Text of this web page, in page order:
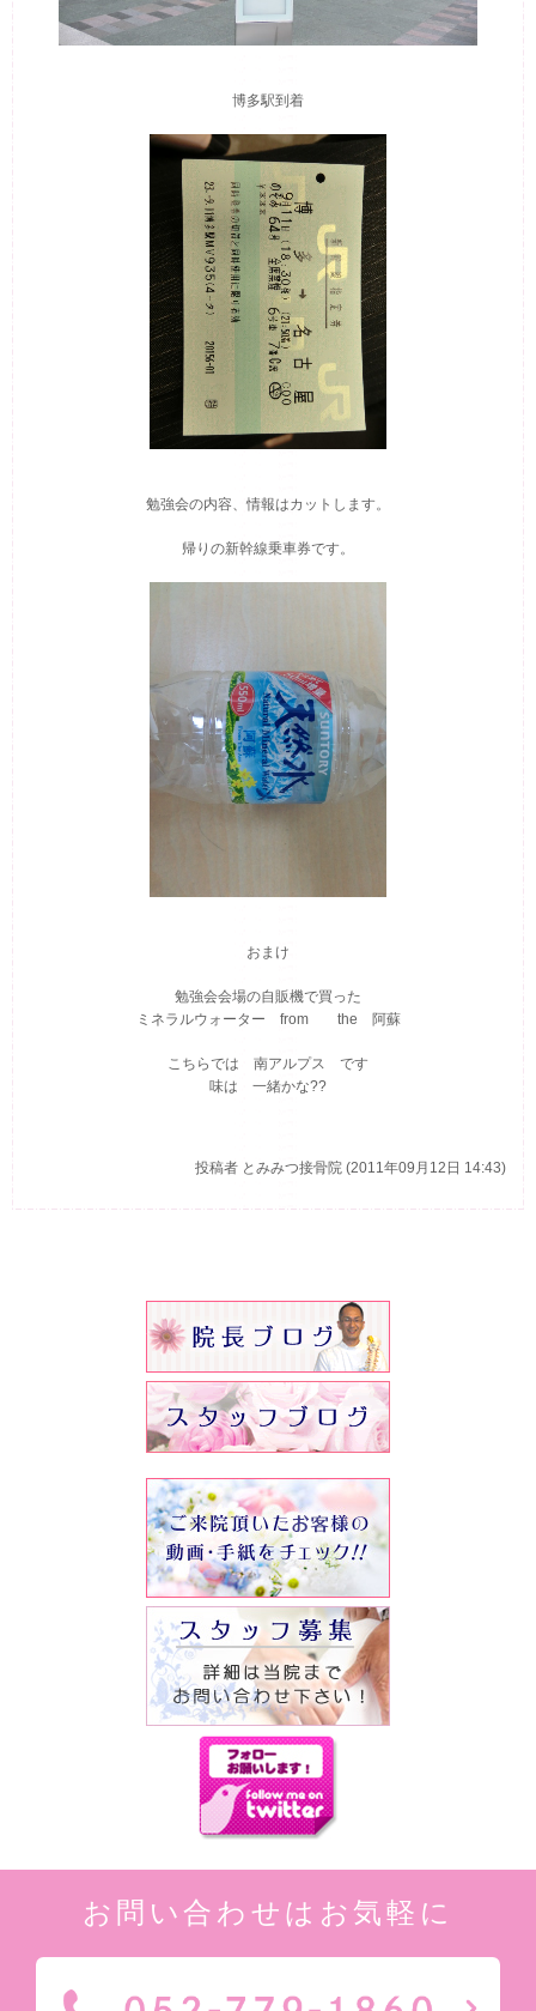
博多駅到着
勉強会の内容、情報はカットします。
帰りの新幹線乗車券です。
おまけ
勉強会会場の自販機で買った
ミネラルウォーター from the 阿蘇
こちらでは 南アルプス です
味は 一緒かな??
投稿者 とみみつ接骨院 (2011年09月12日 14:43)
お問い合わせはお気軽に